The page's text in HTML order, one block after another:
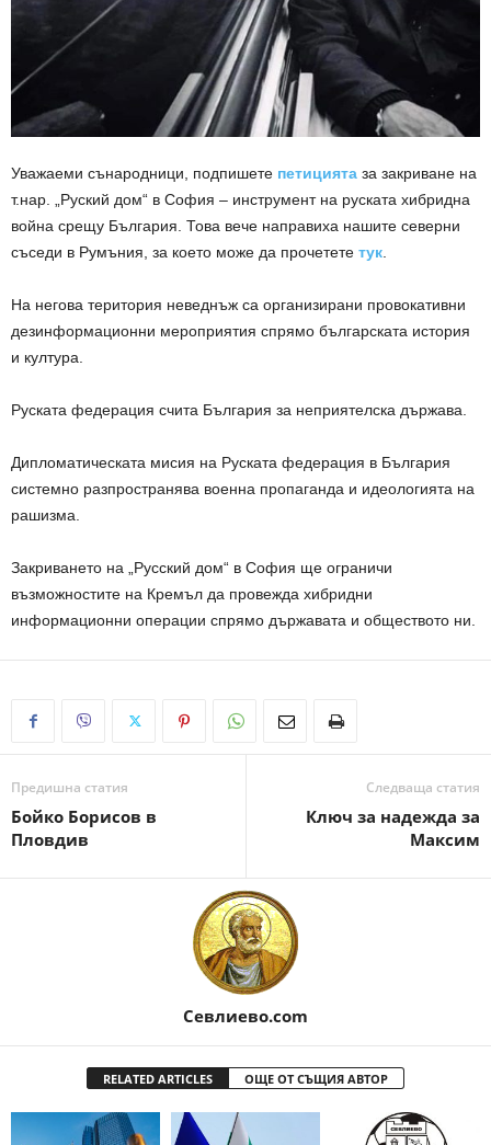
Уважаеми сънародници, подпишете петицията за закриване на
т.нар. „Руский дом“ в София – инструмент на руската хибридна
война срещу България. Това вече направиха нашите северни
съседи в Румъния, за което може да прочетете тук.
На негова територия неведнъж са организирани провокативни
дезинформационни мероприятия спрямо българската история
и култура.
Руската федерация счита България за неприятелска държава.
Дипломатическата мисия на Руската федерация в България
системно разпространява военна пропаганда и идеологията на
рашизма.
Закриването на „Русский дом“ в София ще ограничи
възможностите на Кремъл да провежда хибридни
информационни операции спрямо държавата и обществото ни.
Предишна статия
Бойко Борисов в
Пловдив
Следваща статия
Ключ за надежда за
Максим
Севлиево.com
RELATED ARTICLES ОЩЕ ОТ СЪЩИЯ АВТОР